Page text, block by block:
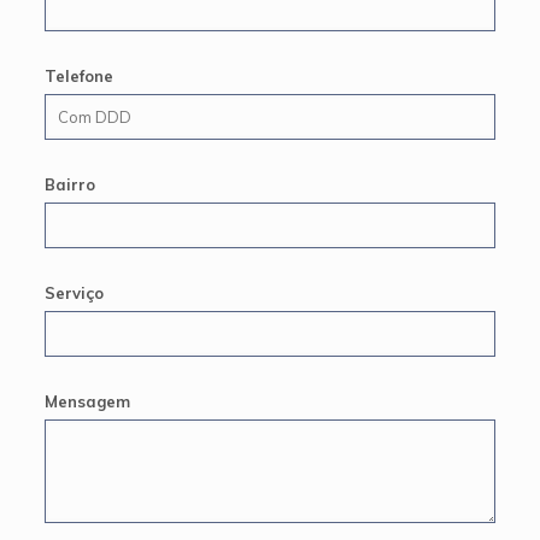
Telefone
Bairro
Serviço
Mensagem